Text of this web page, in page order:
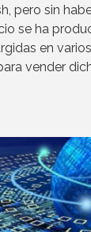
pero sin
se ha
en
vender